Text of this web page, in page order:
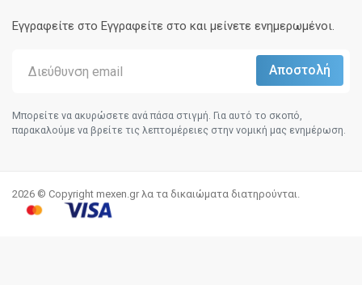
Εγγραφείτε στο Eγγραφείτε στο και μείνετε ενημερωμένοι.
Μπορείτε να ακυρώσετε ανά πάσα στιγμή. Για αυτό το σκοπό,
παρακαλούμε να βρείτε τις λεπτομέρειες στην νομική μας ενημέρωση.
2026 © Copyright mexen.gr λα τα δικαιώματα διατηρούνται.